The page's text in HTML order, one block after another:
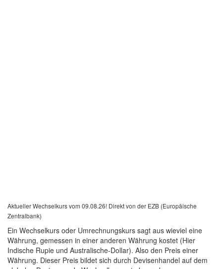
Aktueller Wechselkurs vom 09.08.26! Direkt von der EZB (Europäische
Zentralbank)
Ein Wechselkurs oder Umrechnungskurs sagt aus wieviel eine
Währung, gemessen in einer anderen Währung kostet (Hier
Indische Rupie und Australische-Dollar). Also den Preis einer
Währung. Dieser Preis bildet sich durch Devisenhandel auf dem